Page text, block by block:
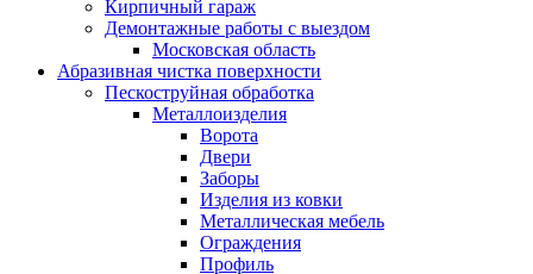
Кирпичный гараж
Демонтажные работы с выездом
Московская область
Абразивная чистка поверхности
Пескоструйная обработка
Металлоизделия
Ворота
Двери
Заборы
Изделия из ковки
Металлическая мебель
Ограждения
Профиль